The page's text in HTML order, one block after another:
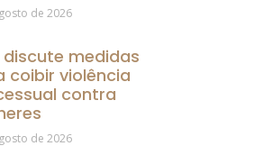
de 2026
discute medidas
coibir violência
contra
de 2026